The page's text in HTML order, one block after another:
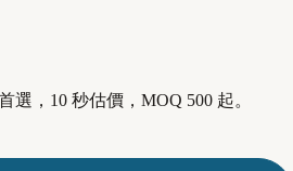
選，10 秒估價，MOQ 500 起。